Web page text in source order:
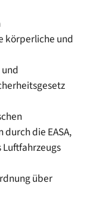
körperliche und
die EASA,
Luftfahrzeugs
über